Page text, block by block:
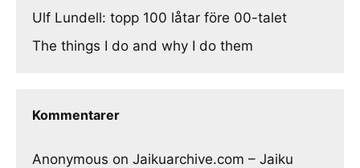
Ulf Lundell: topp 100 låtar före 00-talet
The things I do and why I do them
Kommentarer
Anonymous on Jaikuarchive.com – Jaiku